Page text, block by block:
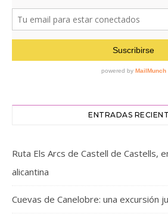
ENTRADAS
Ruta Els Arcs de Castell de Castells,
alicantina
Cuevas de Canelobre: una excursión